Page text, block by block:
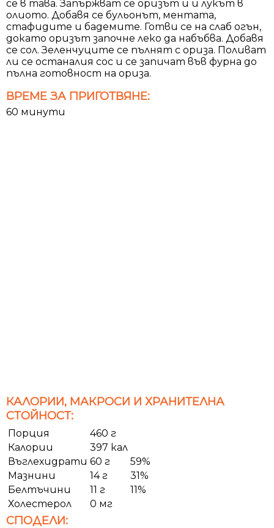
се в тава. Запържват се оризът и и лукът в
олиото. Добавя се бульонът, ментата,
стафидите и бадемите. Готви се на слаб огън,
докато оризът започне леко да набъбва. Добавя
се сол. Зеленчуците се пълнят с ориза. Поливат
ли се останалия сос и се запичат във фурна до
пълна готовност на ориза.
ВРЕМЕ ЗА ПРИГОТВЯНЕ:
60 минути
КАЛОРИИ, МАКРОСИ И ХРАНИТЕЛНА
СТОЙНОСТ:
Порция
460 г
Калории
397 кал
Въглехидрати 60 г
59%
Мазнини
14 г
31%
Белтъчини
11 г
11%
Холестерол
0 мг
СПОДЕЛИ: